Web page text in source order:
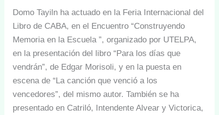
Domo Tayiln ha actuado en la Feria Internacional del
Libro de CABA, en el Encuentro “Construyendo
Memoria en la Escuela ”, organizado por UTELPA,
en la presentación del libro “Para los días que
vendrán”, de Edgar Morisoli, y en la puesta en
escena de “La canción que venció a los
vencedores”, del mismo autor. También se ha
presentado en Catriló, Intendente Alvear y Victorica,